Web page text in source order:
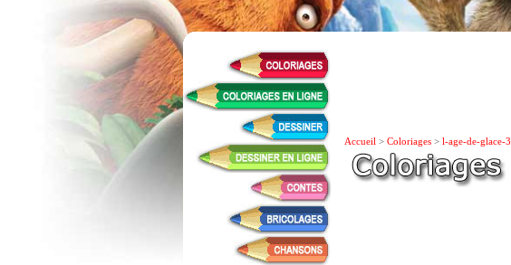
Accueil > Coloriages > l-age-de-glace-3